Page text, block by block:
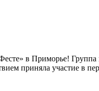
в Приморье! Группа
приняла участие в